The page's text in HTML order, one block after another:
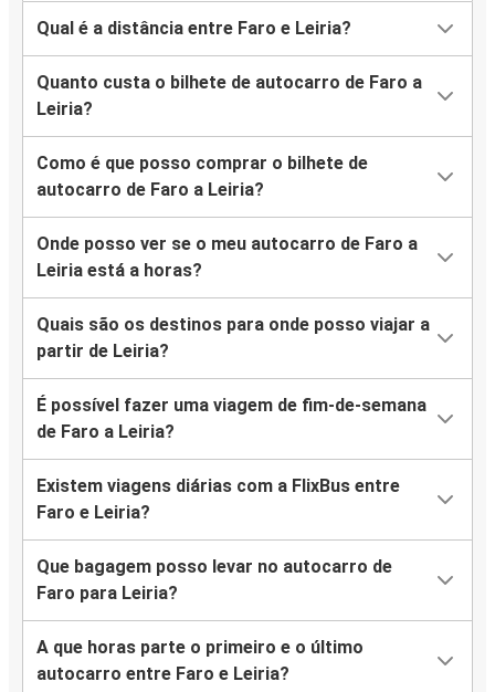
Qual é a distância entre Faro e Leiria?
Quanto custa o bilhete de autocarro de Faro a
Leiria?
Como é que posso comprar o bilhete de
autocarro de Faro a Leiria?
Onde posso ver se o meu autocarro de Faro a
Leiria está a horas?
Quais são os destinos para onde posso viajar a
partir de Leiria?
É possível fazer uma viagem de fim-de-semana
de Faro a Leiria?
Existem viagens diárias com a FlixBus entre
Faro e Leiria?
Que bagagem posso levar no autocarro de
Faro para Leiria?
A que horas parte o primeiro e o último
autocarro entre Faro e Leiria?